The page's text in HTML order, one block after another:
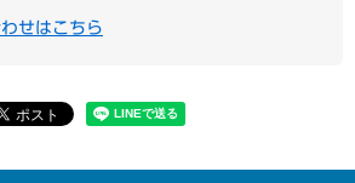
せはこちら